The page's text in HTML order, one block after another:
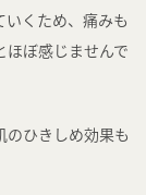
くため、痛みも
ほぼ感じませんで
ひきしめ効果も